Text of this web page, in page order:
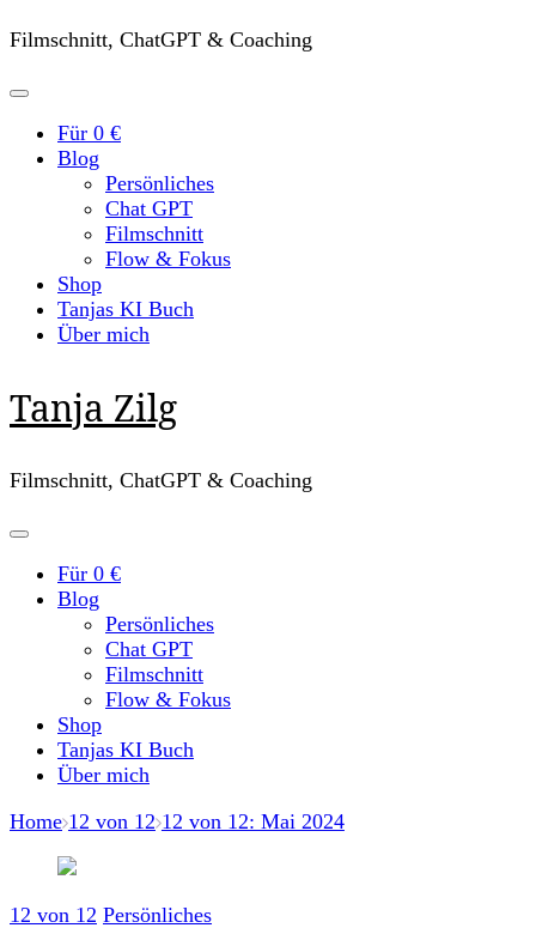
Filmschnitt, ChatGPT & Coaching
Für 0 €
Blog
Persönliches
Chat GPT
Filmschnitt
Flow & Fokus
Shop
Tanjas KI Buch
Über mich
Tanja Zilg
Filmschnitt, ChatGPT & Coaching
Für 0 €
Blog
Persönliches
Chat GPT
Filmschnitt
Flow & Fokus
Shop
Tanjas KI Buch
Über mich
Home 12 von 12 12 von 12: Mai 2024
12 von 12 Persönliches